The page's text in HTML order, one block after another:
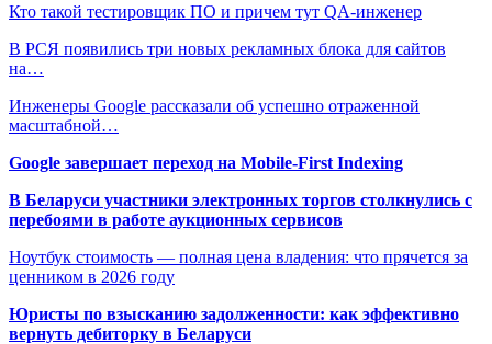
Кто такой тестировщик ПО и причем тут QA-инженер
В РСЯ появились три новых рекламных блока для сайтов
на…
Инженеры Google рассказали об успешно отраженной
масштабной…
Google завершает переход на Mobile-First Indexing
В Беларуси участники электронных торгов столкнулись с
перебоями в работе аукционных сервисов
Ноутбук стоимость — полная цена владения: что прячется за
ценником в 2026 году
Юристы по взысканию задолженности: как эффективно
вернуть дебиторку в Беларуси